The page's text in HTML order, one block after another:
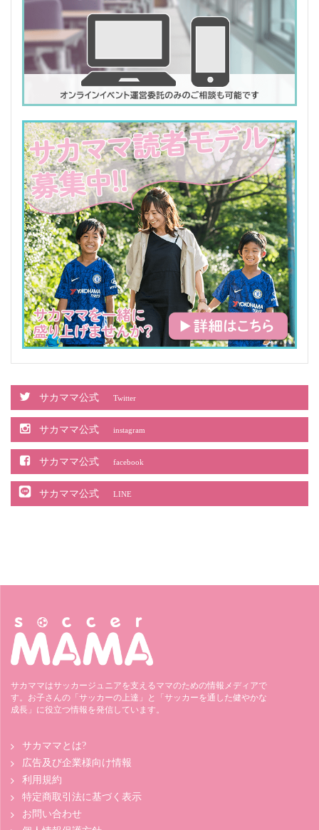
サカママ公式 Twitter
サカママ公式 instagram
サカママ公式 facebook
サカママ公式 LINE
サカママはサッカージュニアを支えるママのための情報メディアで
す。お子さんの「サッカーの上達」と「サッカーを通した健やかな
成長」に役立つ情報を発信しています。
サカママとは?
広告及び企業様向け情報
利用規約
特定商取引法に基づく表示
お問い合わせ